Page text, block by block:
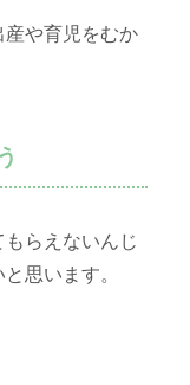
や育児をむか
もらえないんじ
思います。